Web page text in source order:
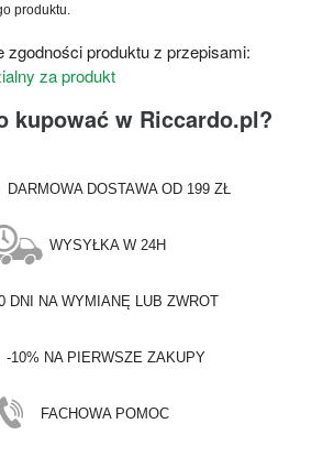
produktu.
zgodności produktu z przepisami:
za produkt
kupować w Riccardo.pl?
DARMOWA DOSTAWA OD 199 ZŁ
WYSYŁKA W 24H
DNI NA WYMIANĘ LUB ZWROT
-10% NA PIERWSZE ZAKUPY
FACHOWA POMOC